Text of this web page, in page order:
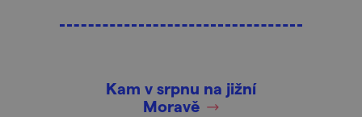
Kam v srpnu na jižní
Moravě